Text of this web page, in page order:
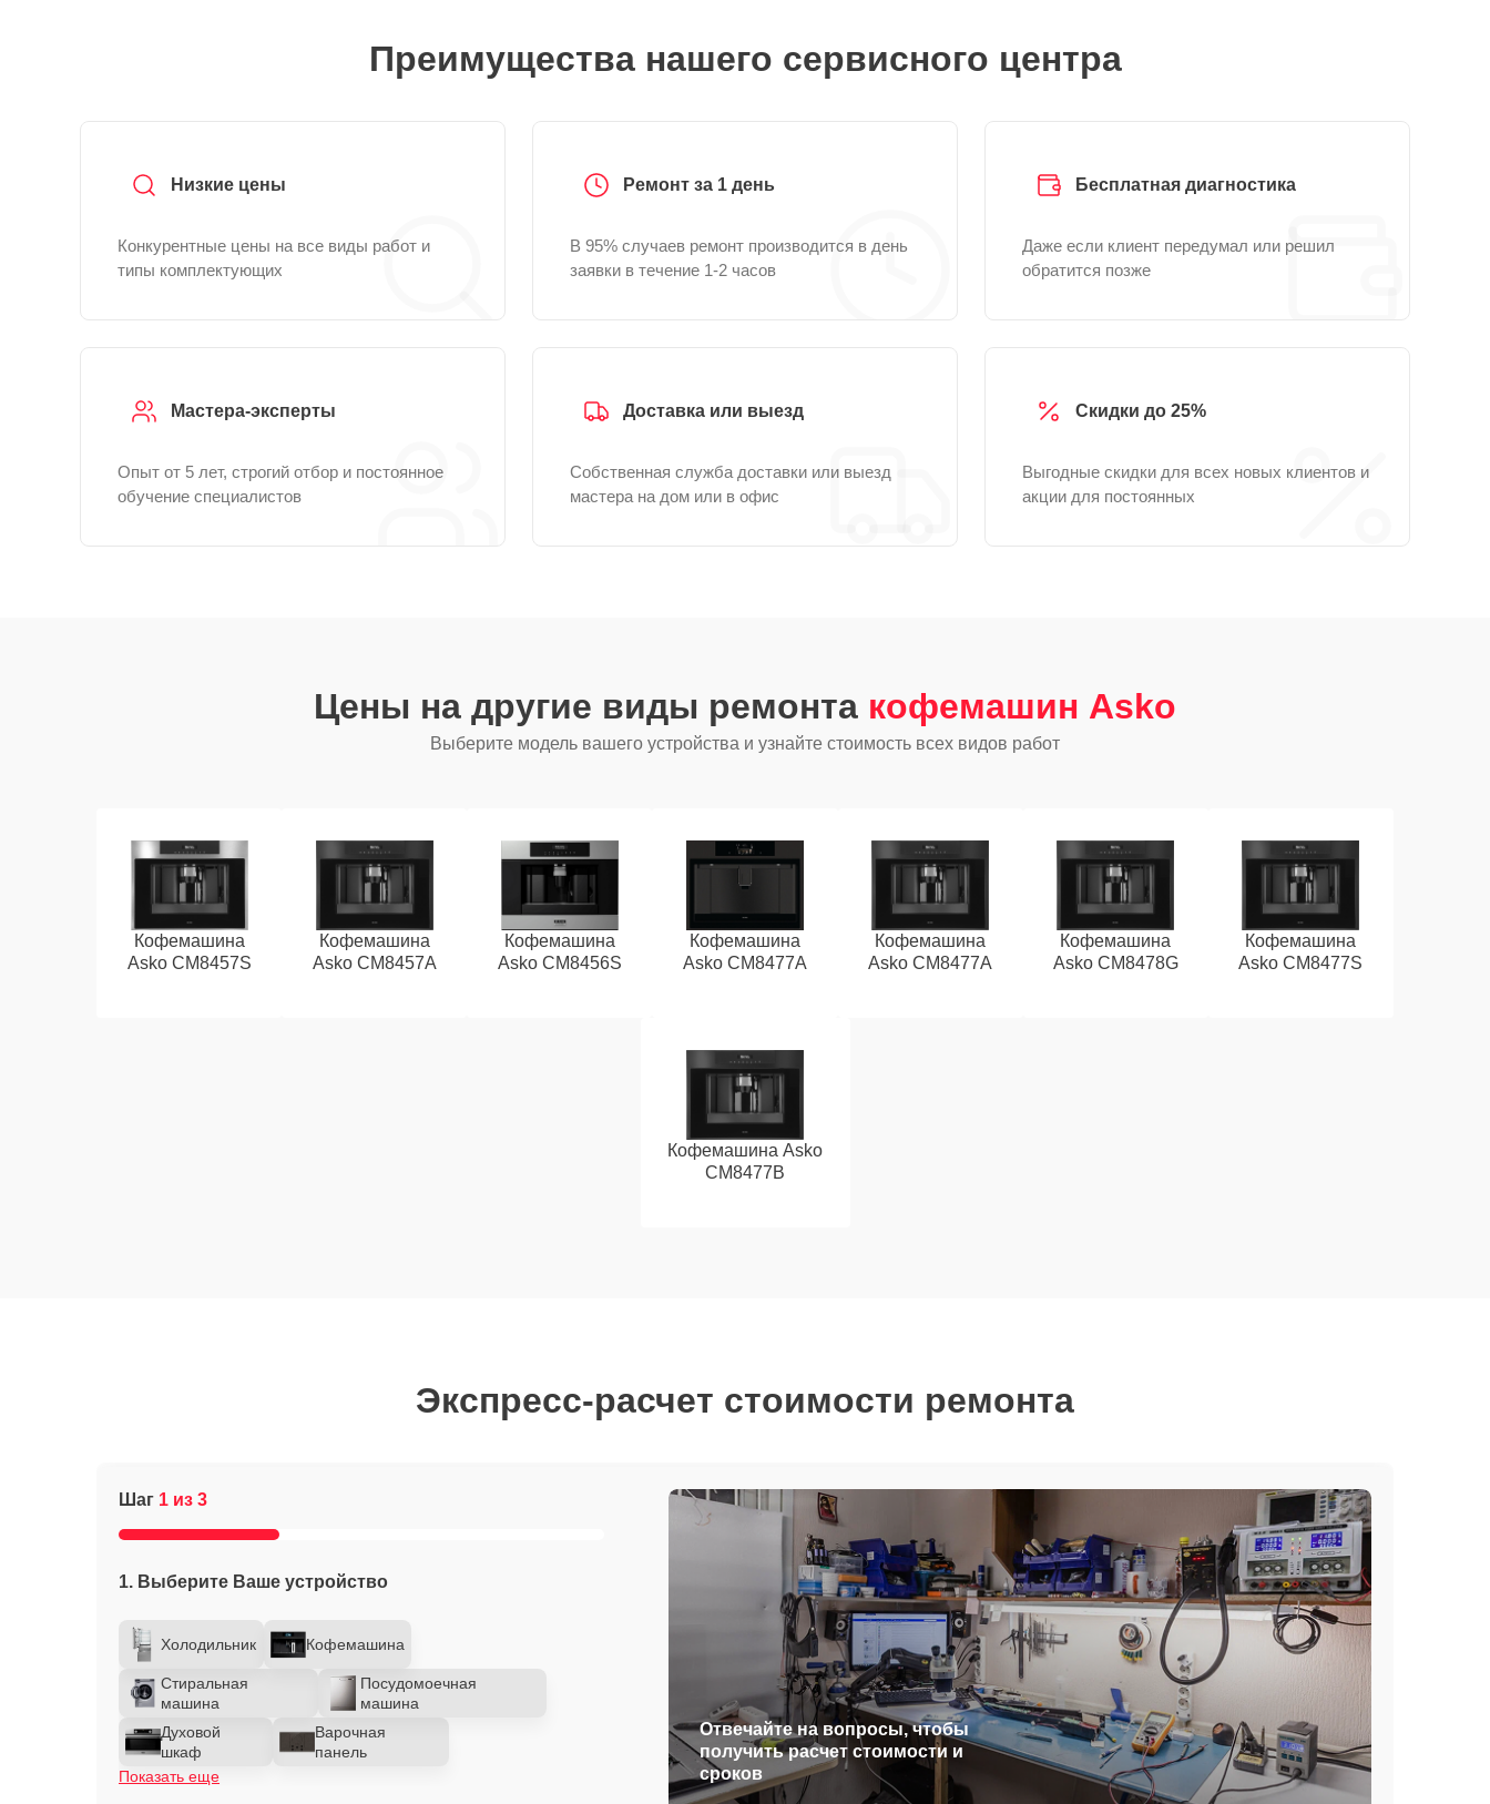
Преимущества нашего сервисного центра
Низкие цены
Конкурентные цены на все виды работ и
типы комплектующих
Ремонт за 1 день
В 95% случаев ремонт производится в день
заявки в течение 1-2 часов
Бесплатная диагностика
Даже если клиент передумал или решил
обратится позже
Мастера-эксперты
Опыт от 5 лет, строгий отбор и постоянное
обучение специалистов
Доставка или выезд
Собственная служба доставки или выезд
мастера на дом или в офис
Скидки до 25%
Выгодные скидки для всех новых клиентов и
акции для постоянных
Цены на другие виды ремонта кофемашин Asko
Выберите модель вашего устройства и узнайте стоимость всех видов работ
Кофемашина
Asko CM8457S
Кофемашина
Asko CM8457A
Кофемашина
Asko CM8456S
Кофемашина
Asko CM8477A
Кофемашина
Asko СМ8477А
Кофемашина
Asko CM8478G
Кофемашина
Asko CM8477S
Кофемашина Asko
CM8477B
Экспресс-расчет стоимости ремонта
Шаг 1 из 3
1. Выберите Ваше устройство
Холодильник Кофемашина
Стиральная
машина
Посудомоечная
машина
Духовой
шкаф
Варочная
панель
Показать еще
Отвечайте на вопросы, чтобы
получить расчет стоимости и
сроков